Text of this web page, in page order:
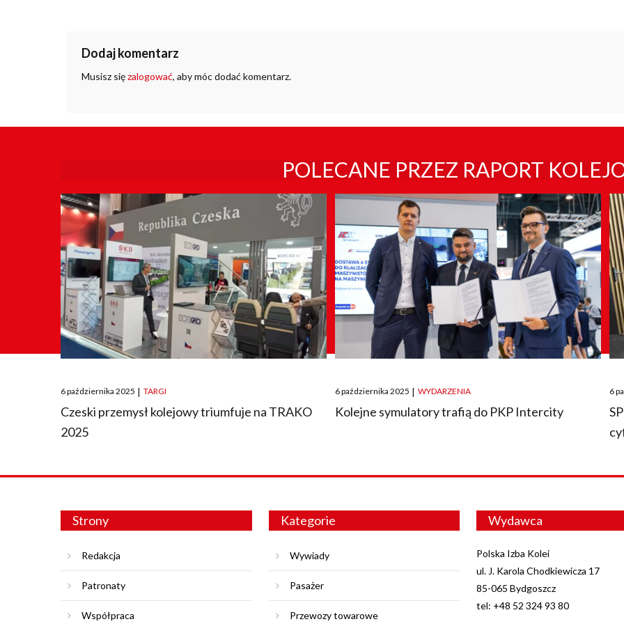
Dodaj komentarz
Musisz sięzalogować, aby móc dodać komentarz.
POLECANE PRZEZ RAPORT
Posted
on
6 października 2025 | TARGI
Czeski przemysł kolejowy triumfuje na TRAKO
2025
Posted
on
6 października 2025 | WYDARZENIA
Kolejne symulatory trafią do PKP Intercity
on
6
Strony
Redakcja
Patronaty
Współpraca
Kategorie
Wywiady
Pasażer
Przewozy towarowe
Wydawca
Polska Izba Kolei
ul. J. Karola Chodkiewicza 17
85-065 Bydgoszcz
tel: +48 52 324 93 80